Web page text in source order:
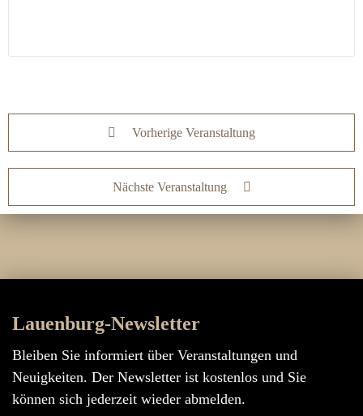
Vorherige Veranstaltung
Nächste Veranstaltung
Lauenburg-Newsletter
Bleiben Sie informiert über Veranstaltungen und
Neuigkeiten. Der Newsletter ist kostenlos und Sie
können sich jederzeit wieder abmelden.